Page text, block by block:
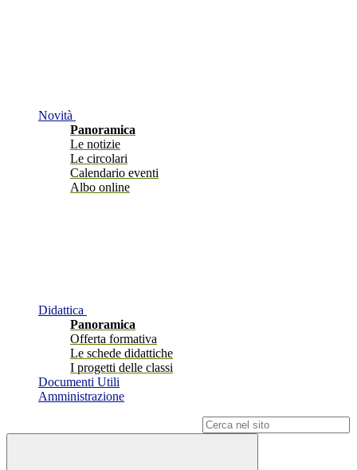
Novità
Panoramica
Le notizie
Le circolari
Calendario eventi
Albo online
Didattica
Panoramica
Offerta formativa
Le schede didattiche
I progetti delle classi
Documenti Utili
Amministrazione